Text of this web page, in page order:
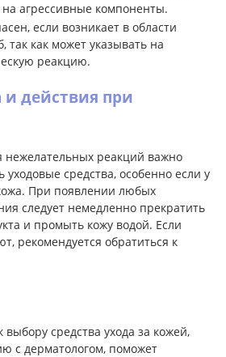
агрессивные компоненты.
если возникает в области
так как может указывать на
реакцию.
действия при
реакций важно
средства, особенно если у
При появлении любых
следует немедленно прекратить
и промыть кожу водой. Если
рекомендуется обратиться к
средства ухода за кожей,
с дерматологом, поможет